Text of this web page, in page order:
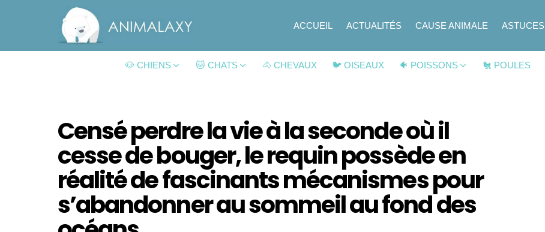
ACCUEIL ACTUALITÉS CAUSE ANIMALE ASTUCES
🐶 CHIENS 🐱 CHATS 🐴 CHEVAUX 🐦 OISEAUX 🐠 POISSONS 🐔 POULES
Censé perdre la vie à la seconde où il
cesse de bouger, le requin possède en
réalité de fascinants mécanismes pour
s’abandonner au sommeil au fond des